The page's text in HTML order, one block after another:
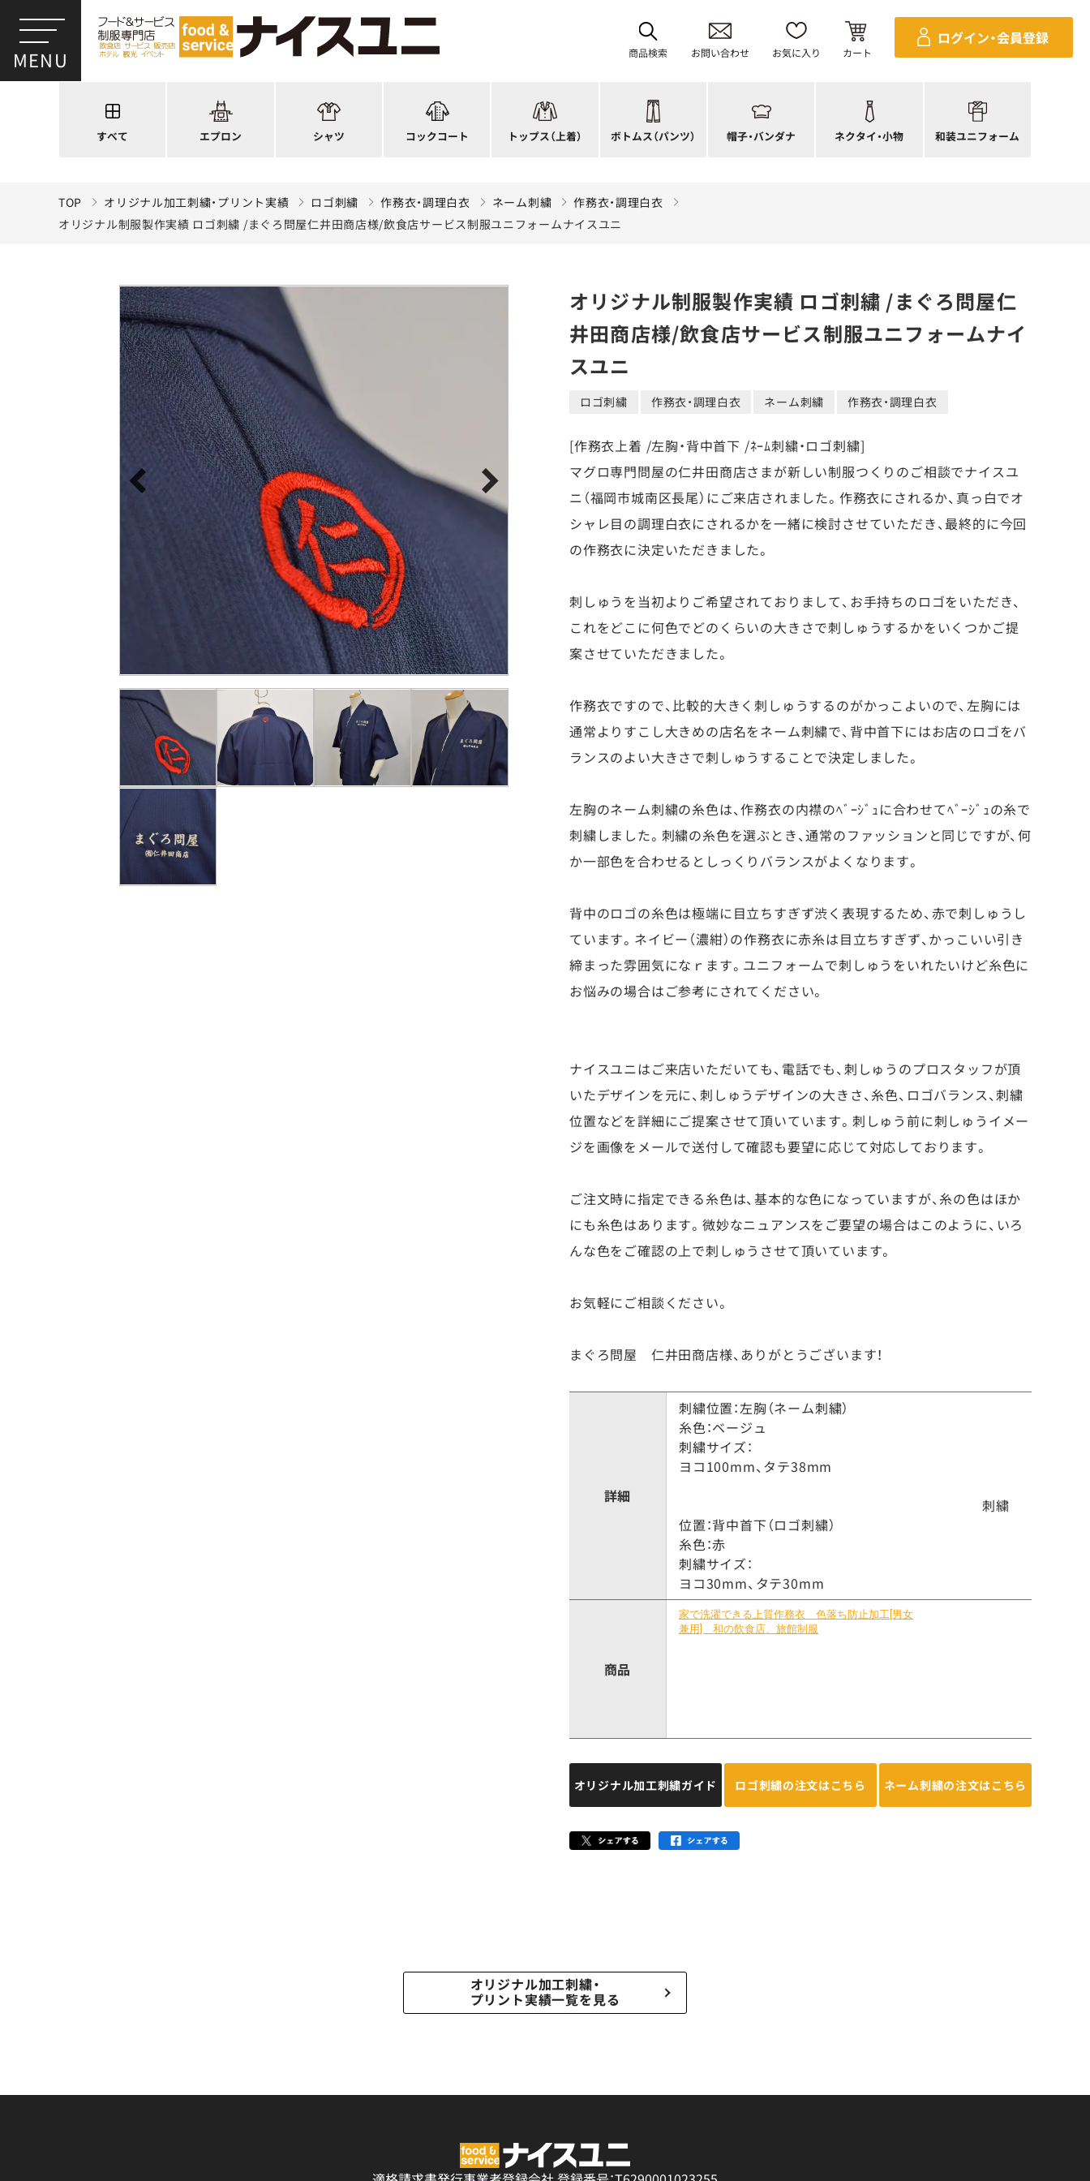
商品検索 お問い合わせ お気に入り カート
ログイン・会員登録
すべて エプロン
前後合わせ
ラップエプロン
シャツ
オープンカラー
ポロシャツ
和風シャツ(Asian)
コックコート
ジップ・ファスナータイプ
ファッション
キッズ
トップス（上着）
カットソー
ジャンバー
ボトムス（パンツ）
キュロット
厨房シューズ
フロアシューズ
帽子・バンダナ
和帽子
衛生帽子
ヘアネット
ネクタイ・小物
ポーチ・バッグ
リボン・スカーフ
クロスタイ
和装ユニフォーム
セパレボトムス(パンツ、スカート)
きもの
TOP オリジナル加工刺繍・プリント実績 ロゴ刺繍 作務衣・調理白衣 ネーム刺繍
作務衣・調理白衣
オリジナル制服製作実績 ロゴ刺繍 /まぐろ問屋仁井田商店様/飲食店サービス制服ユニフォームナイスユニ
オリジナル制服製作実績 ロゴ刺繍 /まぐろ問屋仁
井田商店様/飲食店サービス制服ユニフォームナイ
スユニ
ロゴ刺繍 作務衣・調理白衣 ネーム刺繍 作務衣・調理白衣
[作務衣上着 /左胸・背中首下 /ﾈｰﾑ刺繍・ロゴ刺繍]
マグロ専門問屋の仁井田商店さまが新しい制服つくりのご相談でナイスユ
ニ（福岡市城南区長尾）にご来店されました。作務衣にされるか、真っ白でオ
シャレ目の調理白衣にされるかを一緒に検討させていただき、最終的に今回
の作務衣に決定いただきました。
刺しゅうを当初よりご希望されておりまして、お手持ちのロゴをいただき、
これをどこに何色でどのくらいの大きさで刺しゅうするかをいくつかご提
案させていただきました。
作務衣ですので、比較的大きく刺しゅうするのがかっこよいので、左胸には
通常よりすこし大きめの店名をネーム刺繍で、背中首下にはお店のロゴをバ
ランスのよい大きさで刺しゅうすることで決定しました。
左胸のネーム刺繍の糸色は、作務衣の内襟のﾍﾞｰｼﾞｭに合わせてﾍﾞｰｼﾞｭの糸で
刺繍しました。刺繍の糸色を選ぶとき、通常のファッションと同じですが、何
か一部色を合わせるとしっくりバランスがよくなります。
背中のロゴの糸色は極端に目立ちすぎず渋く表現するため、赤で刺しゅうし
ています。ネイビー（濃紺）の作務衣に赤糸は目立ちすぎず、かっこいい引き
締まった雰囲気になｒます。ユニフォームで刺しゅうをいれたいけど糸色に
お悩みの場合はご参考にされてください。
ナイスユニはご来店いただいても、電話でも、刺しゅうのプロスタッフが頂
いたデザインを元に、刺しゅうデザインの大きさ、糸色、ロゴバランス、刺繍
位置などを詳細にご提案させて頂いています。刺しゅう前に刺しゅうイメー
ジを画像をメールで送付して確認も要望に応じて対応しております。
ご注文時に指定できる糸色は、基本的な色になっていますが、糸の色はほか
にも糸色はあります。微妙なニュアンスをご要望の場合はこのように、いろ
んな色をご確認の上で刺しゅうさせて頂いています。
お気軽にご相談ください。
まぐろ問屋 仁井田商店様、ありがとうございます！
詳細
刺繍位置：左胸（ネーム刺繍）
糸色：ベージュ
刺繍サイズ：
ヨコ100mm、タテ38mm
刺繍
位置：背中首下（ロゴ刺繍）
糸色：赤
刺繍サイズ：
ヨコ30mm、タテ30mm
商品
オリジナル加工刺繍ガイド ロゴ刺繍の注文はこちら ネーム刺繍の注文はこちら
オリジナル加工刺繍・
プリント実績一覧を見る